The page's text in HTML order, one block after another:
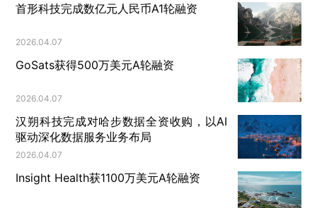
首形科技完成数亿元人民币A1轮融资
2026.04.07
GoSats获得500万美元A轮融资
2026.04.07
汉朔科技完成对哈步数据全资收购，以AI
驱动深化数据服务业务布局
2026.04.07
Insight Health获1100万美元A轮融资